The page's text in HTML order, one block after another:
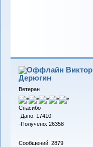
Виктор
Дерюгин
Ветеран
Спасибо
-Дано: 17410
-Получено: 26358
Сообщений: 2879